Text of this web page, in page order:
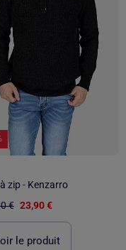
zip - Kenzarro
€ 23,90 €
le produit